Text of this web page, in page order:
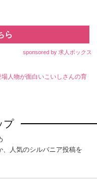
ら
sponsored by 求人ボックス
場人物が面白いこいしさんの育
プ
、人気のシルバニア投稿を